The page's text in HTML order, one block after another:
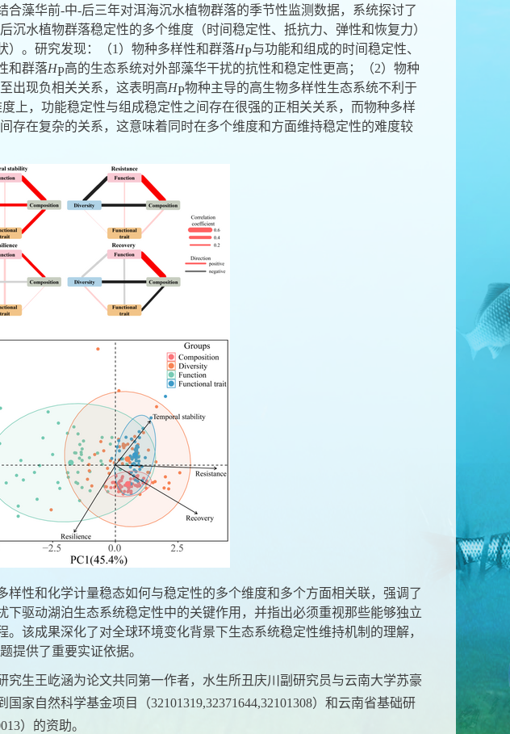
合藻华前-中-后三年对洱海沉水植物群落的季节性监测数据，系统探讨了
沉水植物群落稳定性的多个维度（时间稳定性、抵抗力、弹性和恢复力）
）。研究发现：（1 ）物种多样性和群落HP与功能和组成的时间稳定性、
和群落HP高的生态系统对外部藻华干扰的抗性和稳定性更高；（2）物种
出现负相关关系，这表明高HP物种主导的高生物多样性生态系统不利于
上，功能稳定性与组成稳定性之间存在很强的正相关关系，而物种多样
存在复杂的关系，这意味着同时在多个维度和方面维持稳定性的难度较
样性和化学计量稳态如何与稳定性的多个维度和多个方面相关联，强调了
下驱动湖泊生态系统稳定性中的关键作用，并指出必须重视那些能够独立
该成果深化了对全球环境变化背景下生态系统稳定性维持机制的理解，
提供了重要实证依据。
究生王屹涵为论文共同第一作者，水生所丑庆川副研究员与云南大学苏豪
国家自然科学基金项目（32101319,32371644,32101308）和云南省基础研
）的资助。